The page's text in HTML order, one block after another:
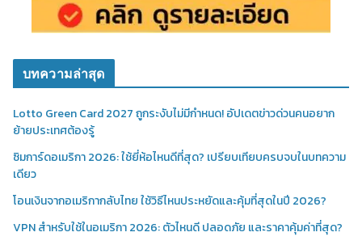
บทความล่าสุด
Lotto Green Card 2027 ถูกระงับไม่มีกำหนด! อัปเดตข่าวด่วนคนอยาก
ย้ายประเทศต้องรู้
ซิมการ์ดอเมริกา 2026: ใช้ยี่ห้อไหนดีที่สุด? เปรียบเทียบครบจบในบทความ
เดียว
โอนเงินจากอเมริกากลับไทย ใช้วิธีไหนประหยัดและคุ้มที่สุดในปี 2026?
VPN สำหรับใช้ในอเมริกา 2026: ตัวไหนดี ปลอดภัย และราคาคุ้มค่าที่สุด?